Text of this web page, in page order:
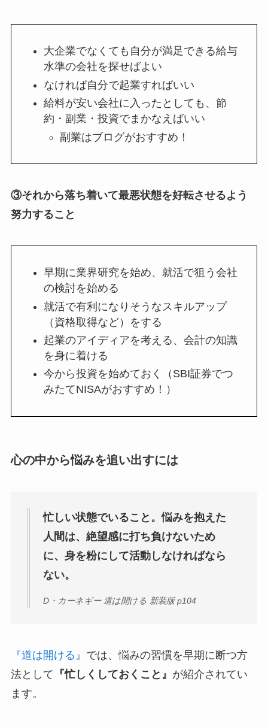
大企業でなくても自分が満足できる給与
水準の会社を探せばよい
なければ自分で起業すればいい
給料が安い会社に入ったとしても、節
約・副業・投資でまかなえばいい
副業はブログがおすすめ！
③それから落ち着いて最悪状態を好転させるよう
努力すること
早期に業界研究を始め、就活で狙う会社
の検討を始める
就活で有利になりそうなスキルアップ
（資格取得など）をする
起業のアイディアを考える、会計の知識
を身に着ける
今から投資を始めておく（SBI証券でつ
みたてNISAがおすすめ！）
心の中から悩みを追い出すには
忙しい状態でいること。悩みを抱えた
人間は、絶望感に打ち負けないため
に、身を粉にして活動しなければなら
ない。
D・カーネギー 道は開ける 新装版 p104
『道は開ける』 では、悩みの習慣を早期に断つ方
法として 『忙しくしておくこと』 が紹介されてい
ます。